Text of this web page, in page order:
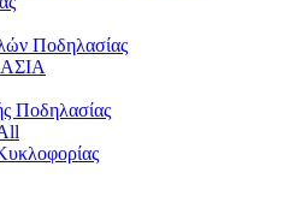
Ποδηλασίας
Ποδηλασίας